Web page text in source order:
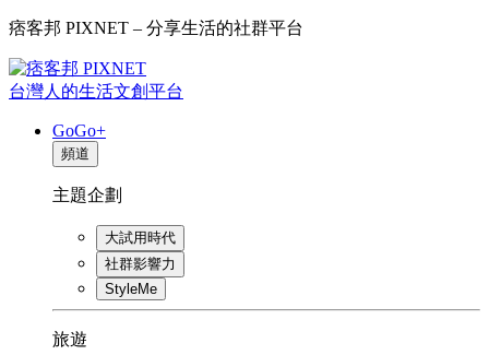
痞客邦 PIXNET – 分享生活的社群平台
台灣人的生活文創平台
GoGo+
頻道
主題企劃
大試用時代
社群影響力
StyleMe
旅遊